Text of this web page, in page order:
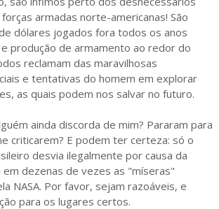
armadas norte-americanas! São
dólares jogados fora todos os anos
produção de armamento ao redor do
reclamam das maravilhosas
e tentativas do homem em explorar
as quais podem nos salvar no futuro.
ainda discorda de mim? Pararam para
criticarem? E podem ter certeza: só o
desvia ilegalmente por causa da
em dezenas de vezes as "míseras"
NASA. Por favor, sejam razoáveis, e
para os lugares certos.